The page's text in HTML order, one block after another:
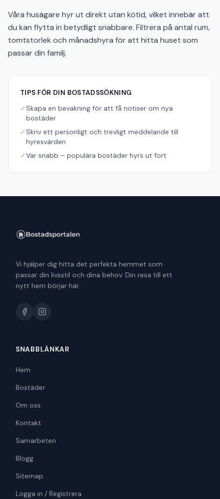
Våra husägare hyr ut direkt utan kötid, vilket innebär att
du kan flytta in betydligt snabbare. Filtrera på antal rum,
tomtstorlek och månadshyra för att hitta huset som
passar din familj.
TIPS FÖR DIN BOSTADSSÖKNING
✓Skapa en bevakning för att få notiser om nya
bostäder
✓Skriv ett personligt och trevligt meddelande till
hyresvärden
✓Var snabb – populära bostäder hyrs ut fort
Vi hjälper dig hitta det perfekta hemmet som
passar din livsstil och dina behov. Din resa till ett
nytt hem börjar här.
SNABBLÄNKAR
Hem
Bostäder
Om oss
Kontakt
Samarbeten
Blogg
Sitemap
Logga in / Registrera